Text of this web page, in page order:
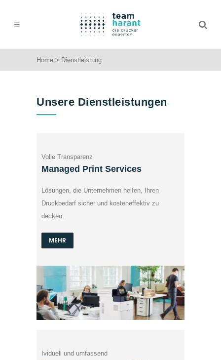
Home > Dienstleistung
Unsere Dienstleistungen
Volle Transparenz
Managed Print Services
Lösungen, die Unternehmen helfen, Ihren
Druckbedarf sicher und kosteneffektiv zu
decken.
MEHR
Ividuell und umfassend